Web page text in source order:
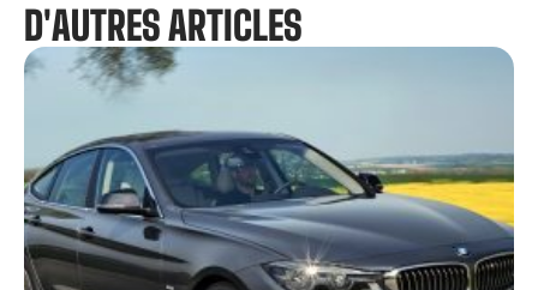
D'AUTRES ARTICLES